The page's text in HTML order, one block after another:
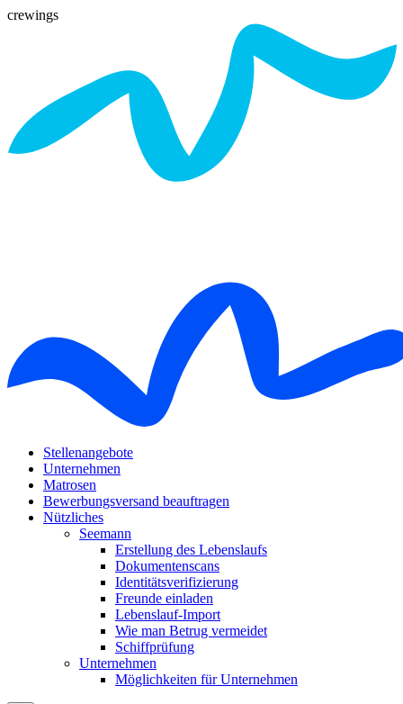
crewings
Stellenangebote
Unternehmen
Matrosen
Bewerbungsversand beauftragen
Nützliches
Seemann
Erstellung des Lebenslaufs
Dokumentenscans
Identitätsverifizierung
Freunde einladen
Lebenslauf-Import
Wie man Betrug vermeidet
Schiffprüfung
Unternehmen
Möglichkeiten für Unternehmen